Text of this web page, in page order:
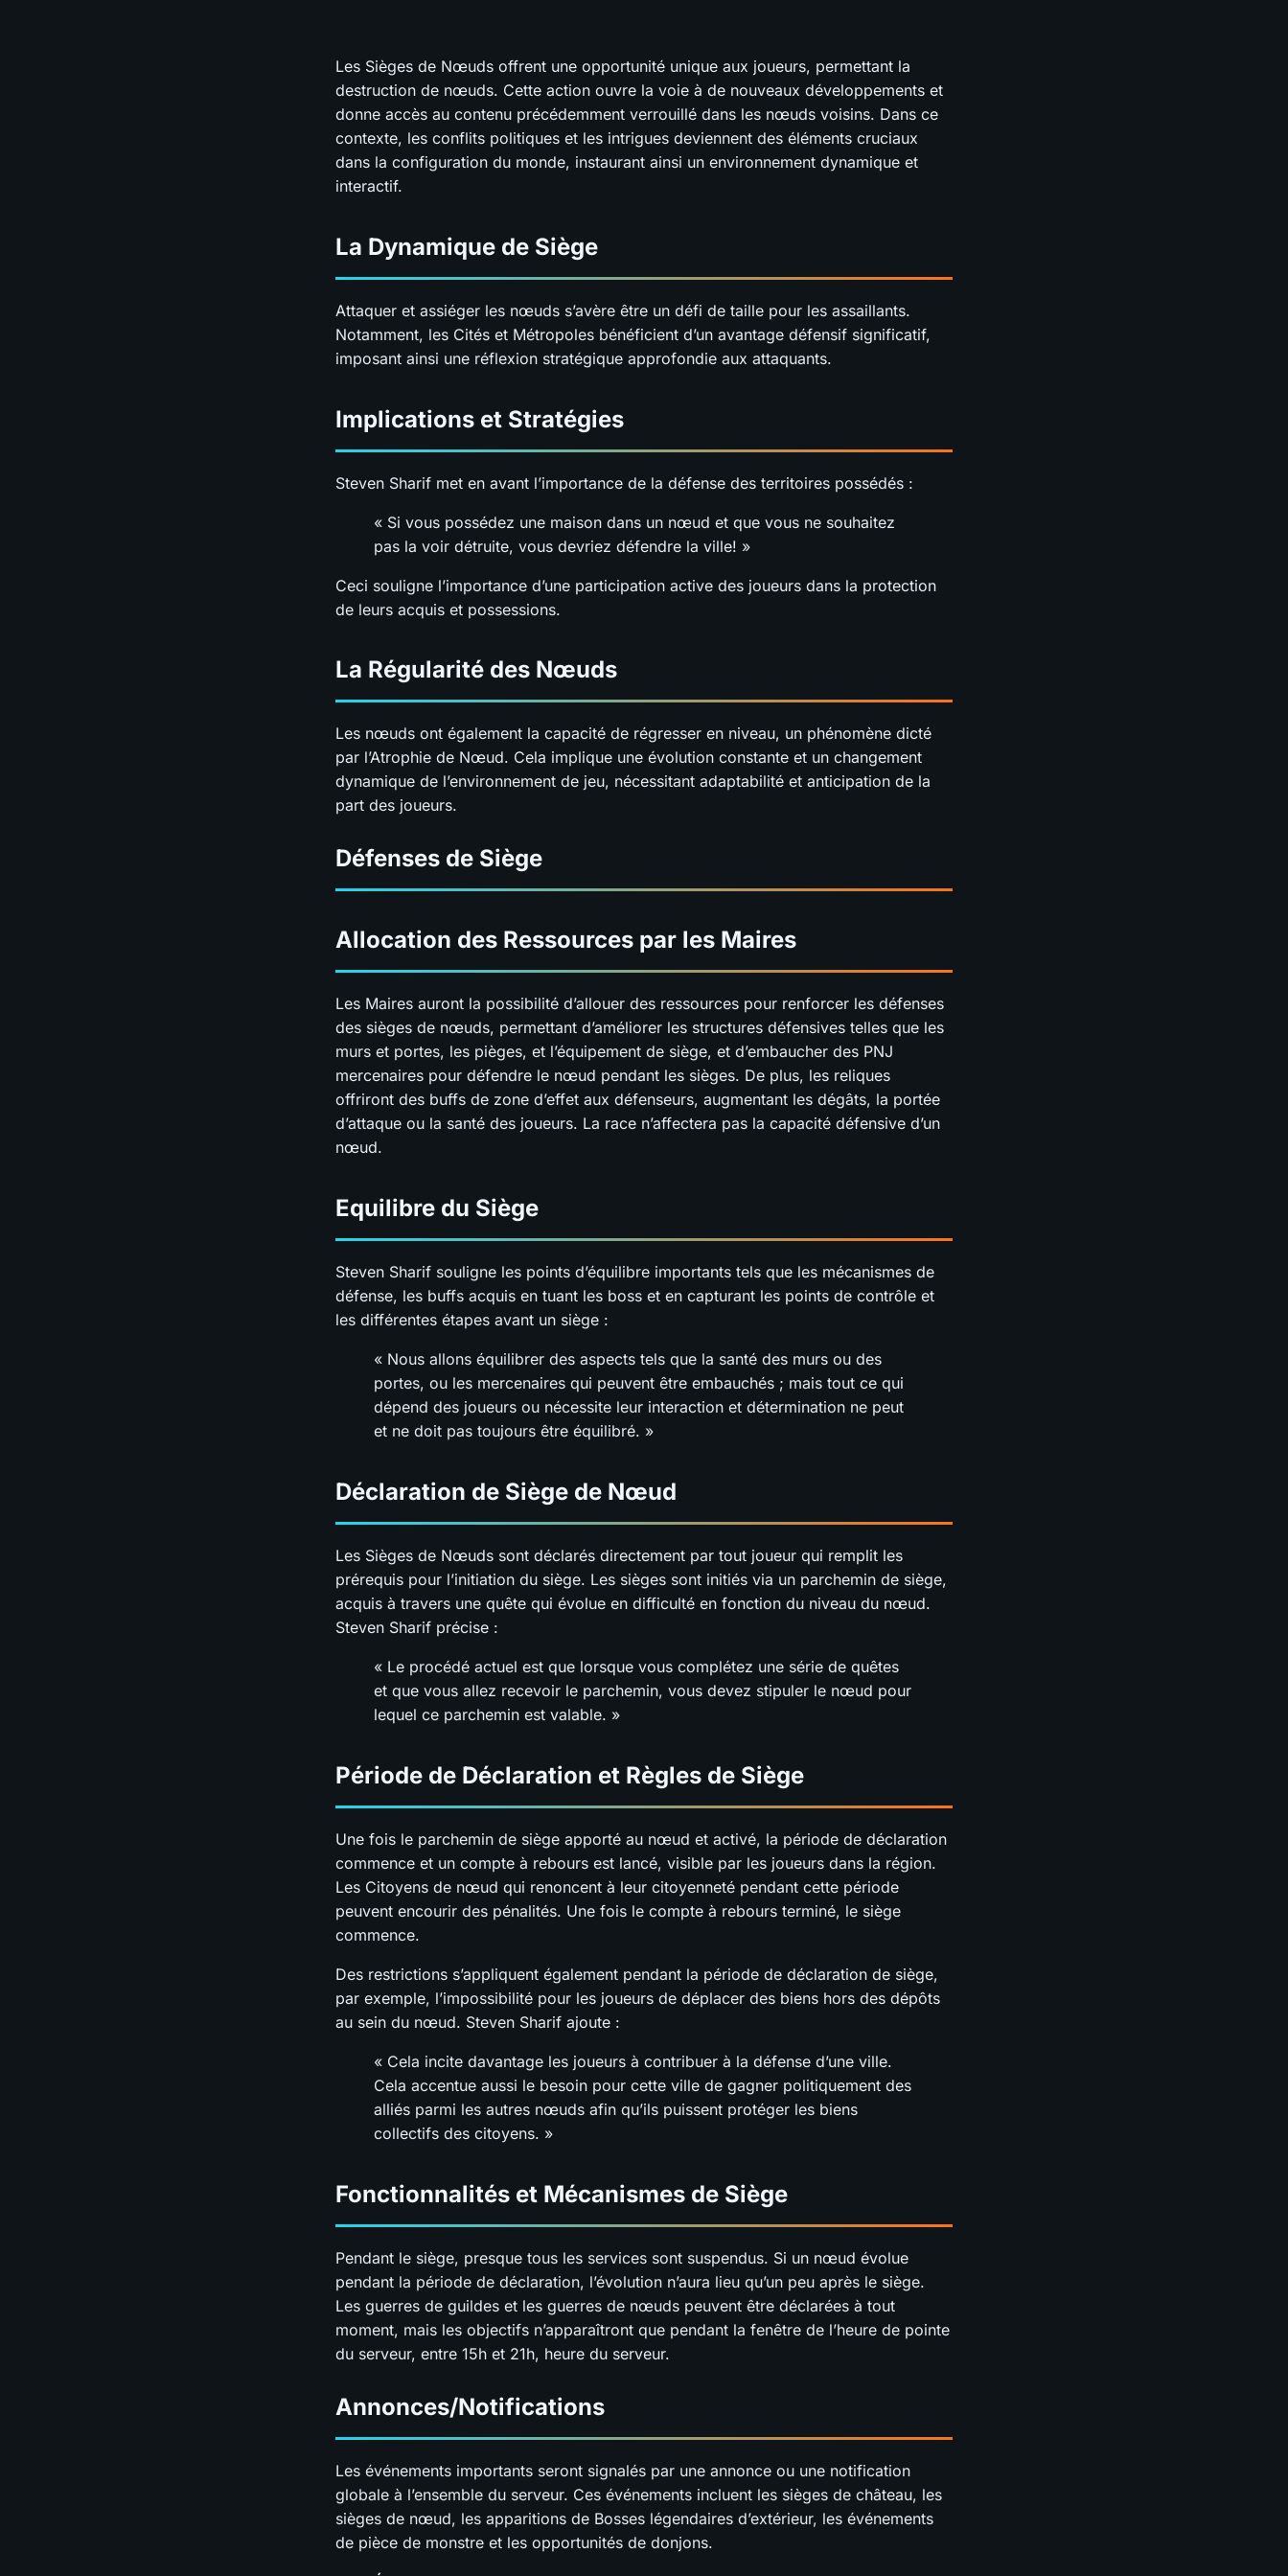
Les Sièges de Nœuds offrent une opportunité unique aux joueurs, permettant la
destruction de nœuds. Cette action ouvre la voie à de nouveaux développements et
donne accès au contenu précédemment verrouillé dans les nœuds voisins. Dans ce
contexte, les conflits politiques et les intrigues deviennent des éléments cruciaux
dans la configuration du monde, instaurant ainsi un environnement dynamique et
interactif.
La Dynamique de Siège
Attaquer et assiéger les nœuds s’avère être un défi de taille pour les assaillants.
Notamment, les Cités et Métropoles bénéficient d’un avantage défensif significatif,
imposant ainsi une réflexion stratégique approfondie aux attaquants.
Implications et Stratégies
Steven Sharif met en avant l’importance de la défense des territoires possédés :
« Si vous possédez une maison dans un nœud et que vous ne souhaitez
pas la voir détruite, vous devriez défendre la ville! »
Ceci souligne l’importance d’une participation active des joueurs dans la protection
de leurs acquis et possessions.
La Régularité des Nœuds
Les nœuds ont également la capacité de régresser en niveau, un phénomène dicté
par l’Atrophie de Nœud. Cela implique une évolution constante et un changement
dynamique de l’environnement de jeu, nécessitant adaptabilité et anticipation de la
part des joueurs.
Défenses de Siège
Allocation des Ressources par les Maires
Les Maires auront la possibilité d’allouer des ressources pour renforcer les défenses
des sièges de nœuds, permettant d’améliorer les structures défensives telles que les
murs et portes, les pièges, et l’équipement de siège, et d’embaucher des PNJ
mercenaires pour défendre le nœud pendant les sièges. De plus, les reliques
offriront des buffs de zone d’effet aux défenseurs, augmentant les dégâts, la portée
d’attaque ou la santé des joueurs. La race n’affectera pas la capacité défensive d’un
nœud.
Equilibre du Siège
Steven Sharif souligne les points d’équilibre importants tels que les mécanismes de
défense, les buffs acquis en tuant les boss et en capturant les points de contrôle et
les différentes étapes avant un siège :
« Nous allons équilibrer des aspects tels que la santé des murs ou des
portes, ou les mercenaires qui peuvent être embauchés ; mais tout ce qui
dépend des joueurs ou nécessite leur interaction et détermination ne peut
et ne doit pas toujours être équilibré. »
Déclaration de Siège de Nœud
Les Sièges de Nœuds sont déclarés directement par tout joueur qui remplit les
prérequis pour l’initiation du siège. Les sièges sont initiés via un parchemin de siège,
acquis à travers une quête qui évolue en difficulté en fonction du niveau du nœud.
Steven Sharif précise :
« Le procédé actuel est que lorsque vous complétez une série de quêtes
et que vous allez recevoir le parchemin, vous devez stipuler le nœud pour
lequel ce parchemin est valable. »
Période de Déclaration et Règles de Siège
Une fois le parchemin de siège apporté au nœud et activé, la période de déclaration
commence et un compte à rebours est lancé, visible par les joueurs dans la région.
Les Citoyens de nœud qui renoncent à leur citoyenneté pendant cette période
peuvent encourir des pénalités. Une fois le compte à rebours terminé, le siège
commence.
Des restrictions s’appliquent également pendant la période de déclaration de siège,
par exemple, l’impossibilité pour les joueurs de déplacer des biens hors des dépôts
au sein du nœud. Steven Sharif ajoute :
« Cela incite davantage les joueurs à contribuer à la défense d’une ville.
Cela accentue aussi le besoin pour cette ville de gagner politiquement des
alliés parmi les autres nœuds afin qu’ils puissent protéger les biens
collectifs des citoyens. »
Fonctionnalités et Mécanismes de Siège
Pendant le siège, presque tous les services sont suspendus. Si un nœud évolue
pendant la période de déclaration, l’évolution n’aura lieu qu’un peu après le siège.
Les guerres de guildes et les guerres de nœuds peuvent être déclarées à tout
moment, mais les objectifs n’apparaîtront que pendant la fenêtre de l’heure de pointe
du serveur, entre 15h et 21h, heure du serveur.
Annonces/Notifications
Les événements importants seront signalés par une annonce ou une notification
globale à l’ensemble du serveur. Ces événements incluent les sièges de château, les
sièges de nœud, les apparitions de Bosses légendaires d’extérieur, les événements
de pièce de monstre et les opportunités de donjons.